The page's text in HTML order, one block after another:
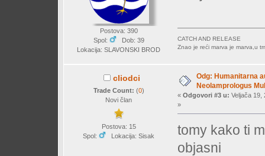
Postova: 390
Spol:
Dob: 39
Lokacija: SLAVONSKI BROD
CATCH AND RELEASE
Znao je reći marva je marva,u
cliodci
Trade Count: (0)
Novi član
Postova: 15
Spol:
Lokacija: Sisak
Odg: Humanitarna
Neolamprologus
« Odgovori #3 u: Veljača 19,
»
tomy kako ti
objasni